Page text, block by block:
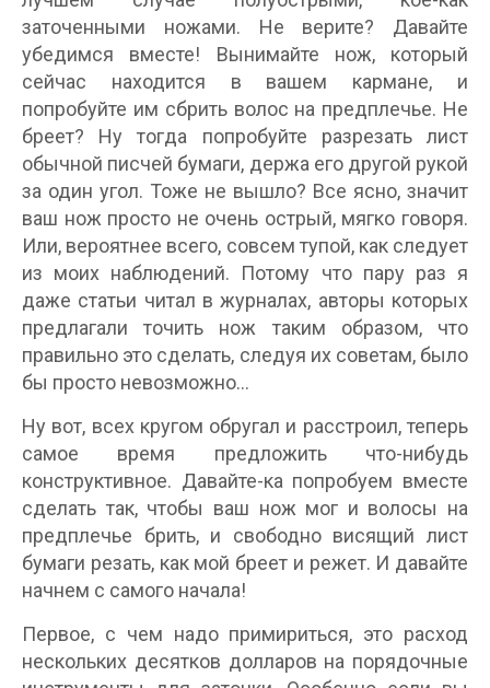
заточенными ножами. Не верите? Давайте
убедимся вместе! Вынимайте нож, который
сейчас находится в вашем кармане, и
попробуйте им сбрить волос на предплечье. Не
бреет? Ну тогда попробуйте разрезать лист
обычной писчей бумаги, держа его другой рукой
за один угол. Тоже не вышло? Все ясно, значит
ваш нож просто не очень острый, мягко говоря.
Или, вероятнее всего, совсем тупой, как следует
из моих наблюдений. Потому что пару раз я
даже статьи читал в журналах, авторы которых
предлагали точить нож таким образом, что
правильно это сделать, следуя их советам, было
бы просто невозможно…
Ну вот, всех кругом обругал и расстроил, теперь
самое время предложить что-нибудь
конструктивное. Давайте-ка попробуем вместе
сделать так, чтобы ваш нож мог и волосы на
предплечье брить, и свободно висящий лист
бумаги резать, как мой бреет и режет. И давайте
начнем с самого начала!
Первое, с чем надо примириться, это расход
нескольких десятков долларов на порядочные